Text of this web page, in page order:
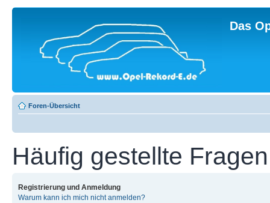
Das
Foren-Übersicht
Häufig gestellte Fragen
Registrierung und Anmeldung
Warum kann ich mich nicht anmelden?